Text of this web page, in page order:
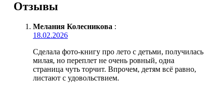
Отзывы
Мелания Колесникова :
18.02.2026
Сделала фото-книгу про лето с детьми, получилась
милая, но переплет не очень ровный, одна
страница чуть торчит. Впрочем, детям всё равно,
листают с удовольствием.